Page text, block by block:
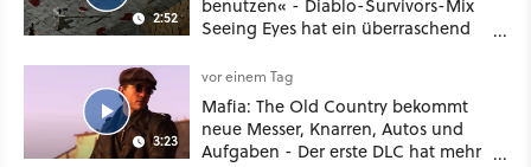
2:52
benutzen« - Diablo-Survivors-Mix
Seeing Eyes hat ein überraschend
3:23
vor einem Tag
Mafia: The Old Country bekommt
neue Messer, Knarren, Autos und
Aufgaben - Der erste DLC hat mehr